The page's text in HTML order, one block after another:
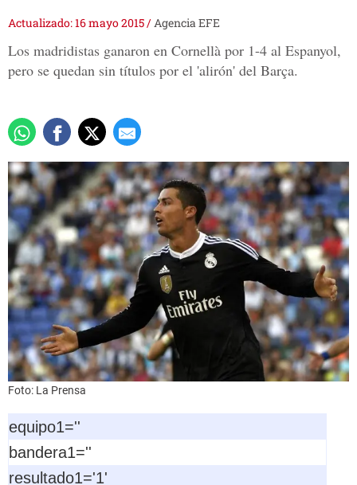
Actualizado: 16 mayo 2015/Agencia EFE
Los madridistas ganaron en Cornellà por 1-4 al Espanyol,
pero se quedan sin títulos por el 'alirón' del Barça.
Foto: La Prensa
equipo1=''
bandera1=''
resultado1='1'